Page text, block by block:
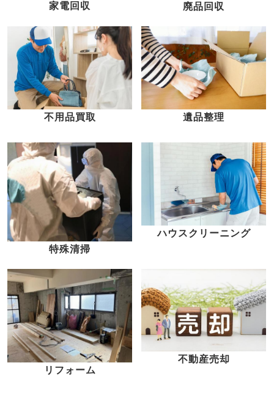
家電回収 廃品回収
不用品買取 遺品整理
特殊清掃
ハウスクリーニング
リフォーム
不動産売却